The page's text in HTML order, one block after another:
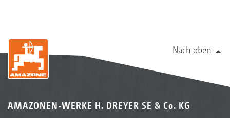
Nach oben
AMAZONEN-WERKE H. DREYER SE & Co. KG